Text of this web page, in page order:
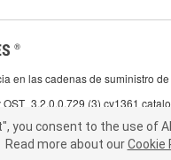
you consent to the use
about our
®
en las cadenas de suministro
(3) cv1361
you consent to the use of
Read more about our Cookie